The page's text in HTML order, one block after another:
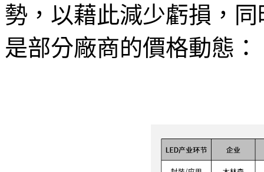
勢，以藉此減少虧損，
是部分廠商的價格動態：